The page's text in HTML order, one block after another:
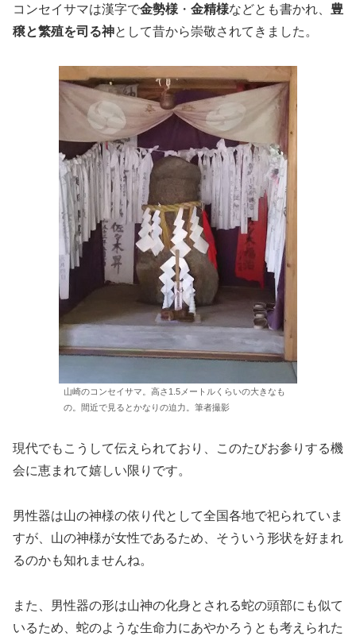
コンセイサマは漢字で金勢様 ・ 金精様などとも書かれ、 豊
穣と繁殖を司る神として昔から崇敬されてきました。
山崎のコンセイサマ。高さ1.5メートルくらいの大きなも
の。間近で見るとかなりの迫力。筆者撮影
現代でもこうして伝えられており、このたびお参りする機
会に恵まれて嬉しい限りです。
男性器は山の神様の依り代として全国各地で祀られていま
すが、山の神様が女性であるため、そういう形状を好まれ
るのかも知れませんね。
また、男性器の形は山神の化身とされる蛇の頭部にも似て
いるため、蛇のような生命力にあやかろうとも考えられた